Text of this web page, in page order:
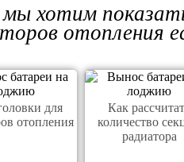
мы хотим
отопления
для
отопления
Как
количество
радиатора